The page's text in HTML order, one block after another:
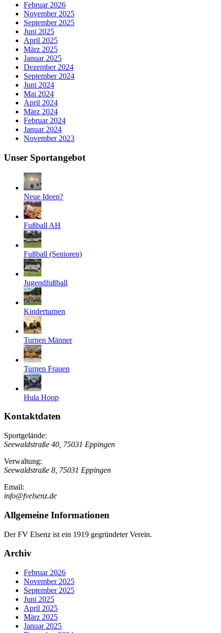
Februar 2026
November 2025
September 2025
Juni 2025
April 2025
März 2025
Januar 2025
Dezember 2024
September 2024
Juni 2024
Mai 2024
April 2024
März 2024
Februar 2024
Januar 2024
November 2023
Unser Sportangebot
Neue Ideen?
Fußball AH
Fußball (Senioren)
Jugendfußball
Kinderturnen
Turnen Männer
Turnen Frauen
Hula Hoop
Kontaktdaten
Sportgelände:
Seewaldstraße 40, 75031 Eppingen
Verwaltung:
Seewaldstraße 8, 75031 Eppingen
Email:
info@fvelsenz.de
Allgemeine Informationen
Der FV Elsenz ist ein 1919 gegründeter Verein.
Archiv
Februar 2026
November 2025
September 2025
Juni 2025
April 2025
März 2025
Januar 2025